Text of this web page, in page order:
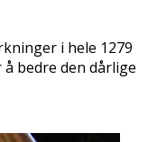
i hele 1279
bedre den dårlige